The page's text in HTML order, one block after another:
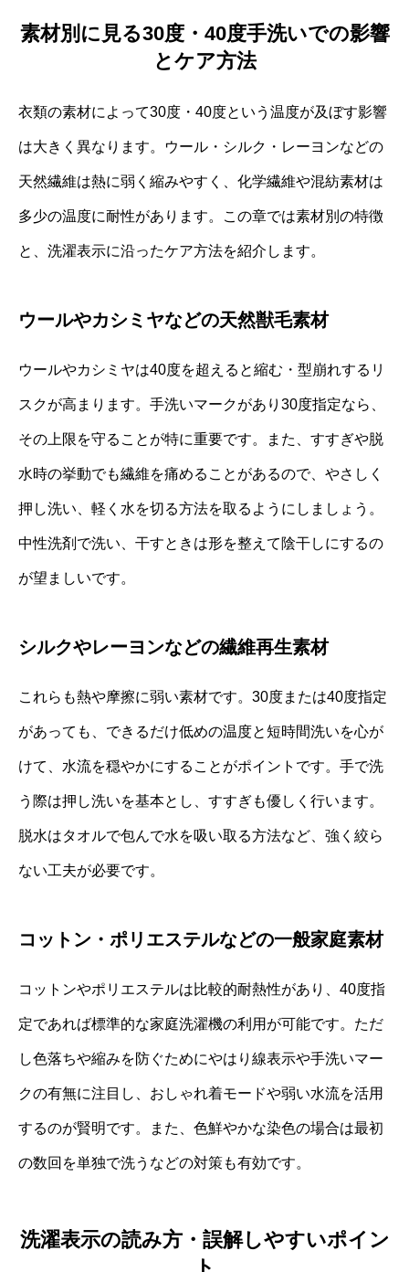
素材別に見る30度・40度手洗いでの影響
とケア方法
衣類の素材によって30度・40度という温度が及ぼす影響
は大きく異なります。ウール・シルク・レーヨンなどの
天然繊維は熱に弱く縮みやすく、化学繊維や混紡素材は
多少の温度に耐性があります。この章では素材別の特徴
と、洗濯表示に沿ったケア方法を紹介します。
ウールやカシミヤなどの天然獣毛素材
ウールやカシミヤは40度を超えると縮む・型崩れするリ
スクが高まります。手洗いマークがあり30度指定なら、
その上限を守ることが特に重要です。また、すすぎや脱
水時の挙動でも繊維を痛めることがあるので、やさしく
押し洗い、軽く水を切る方法を取るようにしましょう。
中性洗剤で洗い、干すときは形を整えて陰干しにするの
が望ましいです。
シルクやレーヨンなどの繊維再生素材
これらも熱や摩擦に弱い素材です。30度または40度指定
があっても、できるだけ低めの温度と短時間洗いを心が
けて、水流を穏やかにすることがポイントです。手で洗
う際は押し洗いを基本とし、すすぎも優しく行います。
脱水はタオルで包んで水を吸い取る方法など、強く絞ら
ない工夫が必要です。
コットン・ポリエステルなどの一般家庭素材
コットンやポリエステルは比較的耐熱性があり、40度指
定であれば標準的な家庭洗濯機の利用が可能です。ただ
し色落ちや縮みを防ぐためにやはり線表示や手洗いマー
クの有無に注目し、おしゃれ着モードや弱い水流を活用
するのが賢明です。また、色鮮やかな染色の場合は最初
の数回を単独で洗うなどの対策も有効です。
洗濯表示の読み方・誤解しやすいポイン
ト